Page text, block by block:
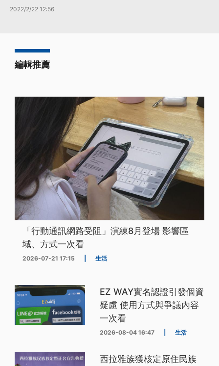
2022/2/22 12:56
編輯推薦
「行動通訊網路受阻」演練8月登場 影響區
域、方式一次看
2026-07-21 17:15 生活
EZ WAY實名認證引發個資
疑慮 使用方式與爭議內容
一次看
2026-08-04 16:47 生活
西拉雅族獲核定原住民族